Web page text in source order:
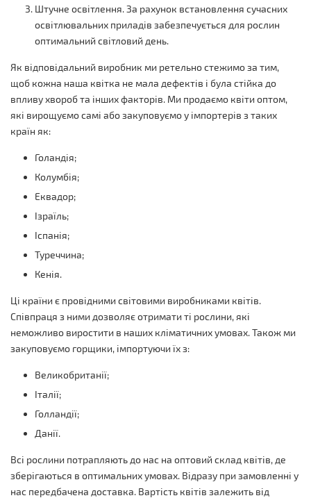
Штучне освітлення. За рахунок встановлення сучасних
освітлювальних приладів забезпечується для рослин
оптимальний світловий день.
Як відповідальний виробник ми ретельно стежимо за тим,
щоб кожна наша квітка не мала дефектів і була стійка до
впливу хвороб та інших факторів. Ми продаємо квіти оптом,
які вирощуємо самі або закуповуємо у імпортерів з таких
країн як:
Голандія;
Колумбія;
Еквадор;
Ізраїль;
Іспанія;
Туреччина;
Кенія.
Ці країни є провідними світовими виробниками квітів.
Співпраця з ними дозволяє отримати ті рослини, які
неможливо виростити в наших кліматичних умовах. Також ми
закуповуємо горщики, імпортуючи їх з:
Великобританії;
Італії;
Голландії;
Данії.
Всі рослини потрапляють до нас на оптовий склад квітів, де
зберігаються в оптимальних умовах. Відразу при замовленні у
нас передбачена доставка. Вартість квітів залежить від